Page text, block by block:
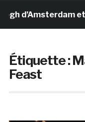
et
Étiquette :
Feast